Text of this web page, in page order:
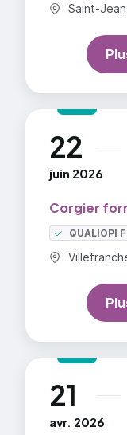
Commune :
Saint-
22
juin 2026
au
Corgier
QUALIOPI
Commune :
21
avr. 2026
au